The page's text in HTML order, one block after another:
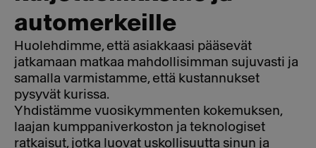
automerkeille
Huolehdimme, että asiakkaasi pääsevät
jatkamaan matkaa mahdollisimman sujuvasti ja
samalla varmistamme, että kustannukset
pysyvät kurissa.
Yhdistämme vuosikymmenten kokemuksen,
laajan kumppaniverkoston ja teknologiset
ratkaisut, jotka luovat uskollisuutta sinun ja